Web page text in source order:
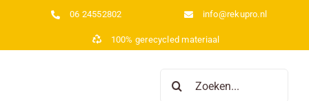
06 24552802 info@rekupro.nl
100% gerecycled materiaal
naar: